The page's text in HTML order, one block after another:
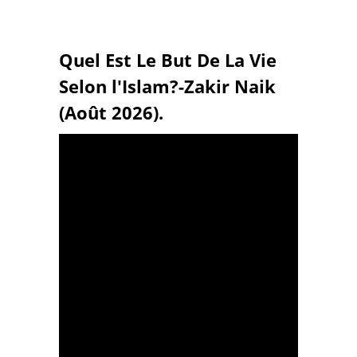
Quel Est Le But De La Vie
Selon l'Islam?-Zakir Naik
(Août 2026).